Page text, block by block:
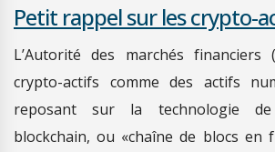
Petit rappel sur les crypto-
L’Autorité des marchés financiers
crypto-actifs comme des actifs
reposant sur la technologie de
blockchain, ou «chaîne de blocs en